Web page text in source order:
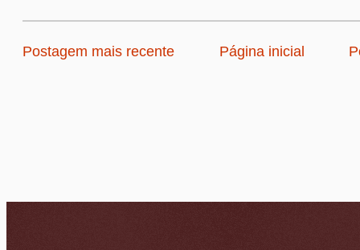
Postagem mais recente Página inicial